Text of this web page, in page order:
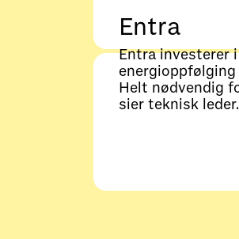
Entra
Entra investerer
Helt nødvendig
sier teknisk leder.